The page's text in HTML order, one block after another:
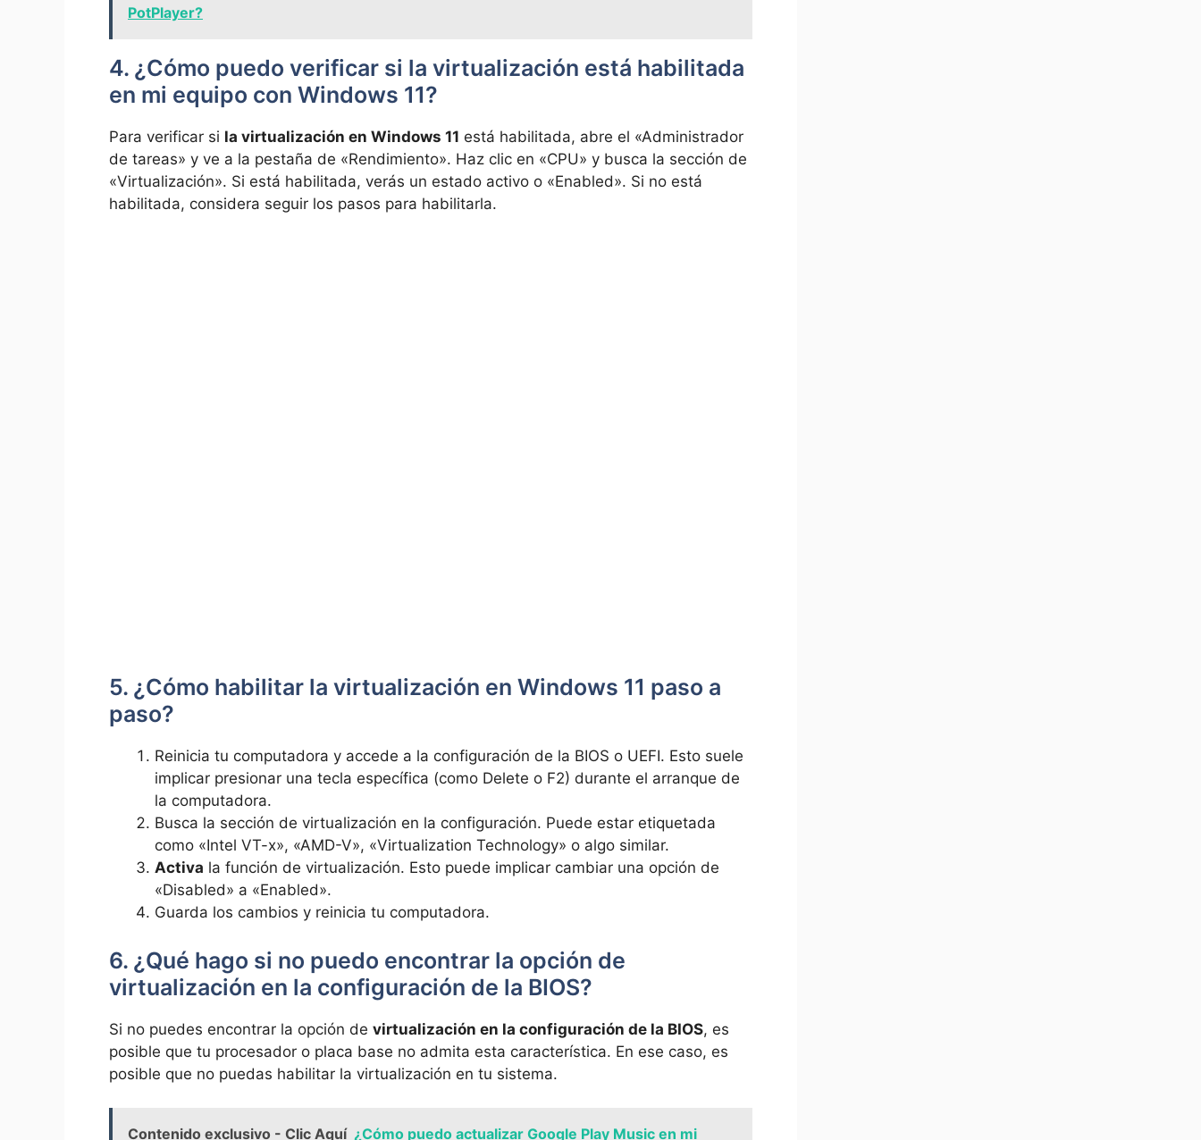
PotPlayer?
4. ¿Cómo puedo verificar si la virtualización está habilitada
en mi equipo con Windows 11?
Para verificar si la virtualización en Windows 11 está habilitada, abre el «Administrador
de tareas» y ve a la pestaña de «Rendimiento». Haz clic en «CPU» y busca la sección de
«Virtualización». Si está habilitada, verás un estado activo o «Enabled». Si no está
habilitada, considera seguir los pasos para habilitarla.
5. ¿Cómo habilitar la virtualización en Windows 11 paso a
paso?
Reinicia tu computadora y accede a la configuración de la BIOS o UEFI. Esto suele
implicar presionar una tecla específica (como Delete o F2) durante el arranque de
la computadora.
Busca la sección de virtualización en la configuración. Puede estar etiquetada
como «Intel VT-x», «AMD-V», «Virtualization Technology» o algo similar.
Activa la función de virtualización. Esto puede implicar cambiar una opción de
«Disabled» a «Enabled».
Guarda los cambios y reinicia tu computadora.
6. ¿Qué hago si no puedo encontrar la opción de
virtualización en la configuración de la BIOS?
Si no puedes encontrar la opción de virtualización en la configuración de la BIOS, es
posible que tu procesador o placa base no admita esta característica. En ese caso, es
posible que no puedas habilitar la virtualización en tu sistema.
Contenido exclusivo - Clic Aquí ¿Cómo puedo actualizar Google Play Music en mi